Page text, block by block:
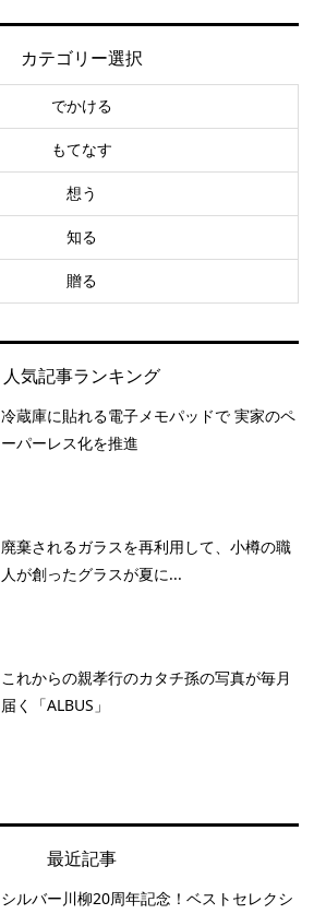
カテゴリー選択
でかける
もてなす
想う
知る
贈る
人気記事ランキング
冷蔵庫に貼れる電子メモパッドで 実家のペ
ーパーレス化を推進
廃棄されるガラスを再利用して、小樽の職
人が創ったグラスが夏に...
これからの親孝行のカタチ孫の写真が毎月
届く「ALBUS」
最近記事
シルバー川柳20周年記念！ベストセレクシ